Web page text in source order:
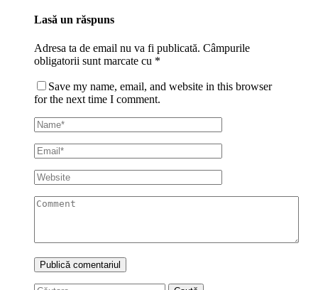
Lasă un răspuns
Adresa ta de email nu va fi publicată. Câmpurile
obligatorii sunt marcate cu *
Save my name, email, and website in this browser
for the next time I comment.